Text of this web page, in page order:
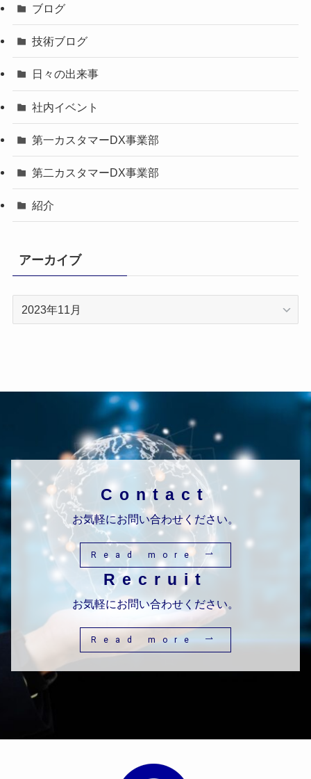
ブログ
技術ブログ
日々の出来事
社内イベント
第一カスタマーDX事業部
第二カスタマーDX事業部
紹介
アーカイブ
Contact
お気軽にお問い合わせください。
Read more
Recruit
お気軽にお問い合わせください。
Read more